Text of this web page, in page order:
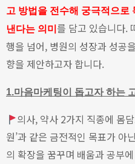
고 방법을 전수해 궁극적으로
낸다는 의미 를 담고 있습니다.
행을 넘어, 병원의 성장과 성공
향을 제안하고자 합니다.
1.마음마케팅이 돕고자 하는
의사, 약사 2가지 직종에 몸
원’과 같은 금전적인 목표가 아
의 확장을 꿈꾸며 배움과 공부